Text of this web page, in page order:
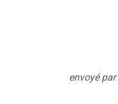
envoyé par